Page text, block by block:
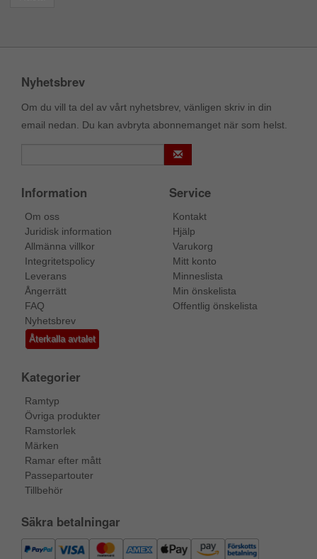
Nyhetsbrev
Om du vill ta del av vårt nyhetsbrev, vänligen skriv in din
email nedan. Du kan avbryta abonnemanget när som helst.
Information
Om oss
Juridisk information
Allmänna villkor
Integritetspolicy
Leverans
Ångerrätt
FAQ
Nyhetsbrev
Återkalla avtalet
Service
Kontakt
Hjälp
Varukorg
Mitt konto
Minneslista
Min önskelista
Offentlig önskelista
Kategorier
Ramtyp
Övriga produkter
Ramstorlek
Märken
Ramar efter mått
Passepartouter
Tillbehör
Säkra betalningar